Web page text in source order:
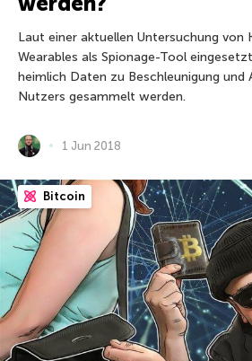
Laut einer aktuellen Untersuchung von
Wearables als Spionage-Tool
heimlich Daten zu Beschleunigung und
Nutzers gesammelt werden.
1 Jun 2018
Bitcoin